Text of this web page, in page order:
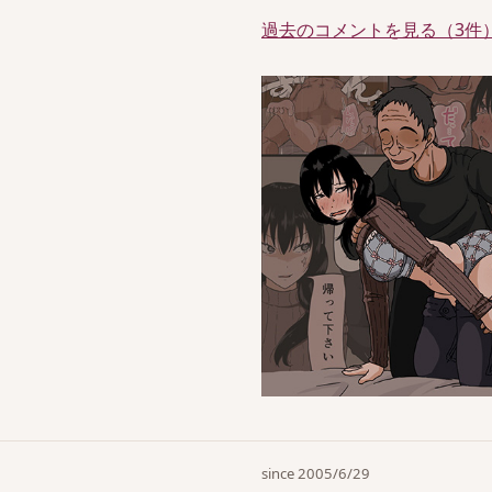
過去のコメントを見る（3件
since 2005/6/29